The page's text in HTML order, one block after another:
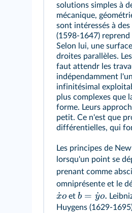
solutions simples à
mécanique,
sont intéressés à
(1598-1647)
Selon lui, une
droites parallèles.
faut attendr les
indépendamment
infinitésimal
plus complexes que
forme. Leurs
petit. Ce n'est que
différentielles, qui
Les principes de
lorsqu'un point se
prenant comme
omniprésente et le
x
˙o et b = y
˙o.
Huygens (1629-